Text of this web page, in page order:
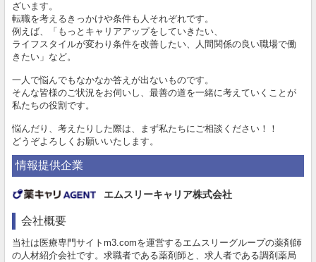
ざいます。
転職を考えるきっかけや条件も人それぞれです。
例えば、「もっとキャリアアップをしていきたい、
ライフスタイルが変わり条件を改善したい、人間関係の良い職場で働
きたい」など。
一人で悩んでもなかなか答えが出ないものです。
そんな皆様のご状況をお伺いし、最善の道を一緒に考えていくことが
私たちの役割です。
悩んだり、考えたりした際は、まず私たちにご相談ください！！
どうぞよろしくお願いいたします。
情報提供企業
エムスリーキャリア株式会社
会社概要
当社は医療専門サイトm3.comを運営するエムスリーグループの薬剤師
の人材紹介会社です。求職者である薬剤師と、求人者である調剤薬局